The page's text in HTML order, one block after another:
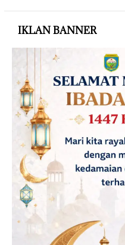
IKLAN BANNER